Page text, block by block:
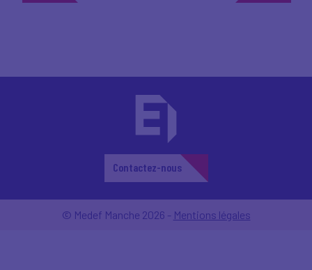
Contactez-nous
© Medef Manche 2026 - Mentions légales